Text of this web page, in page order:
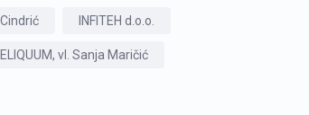
INFITEH d.o.o.
vl. Sanja Maričić